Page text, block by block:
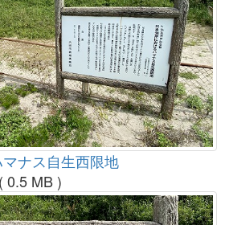
ナス自生西限地
( 0.5 MB )